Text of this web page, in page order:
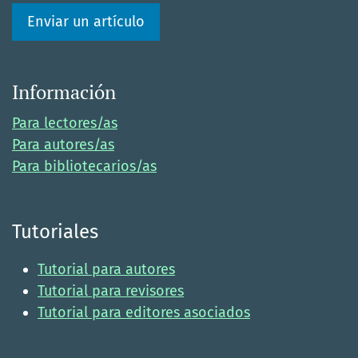
Enviar un artículo
Información
Para lectores/as
Para autores/as
Para bibliotecarios/as
Tutoriales
Tutorial para autores
Tutorial para revisores
Tutorial para editores asociados